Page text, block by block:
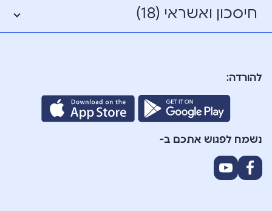
חיסכון ואשראי (18)
להורדה:
נשמח לפגוש אתכם ב-